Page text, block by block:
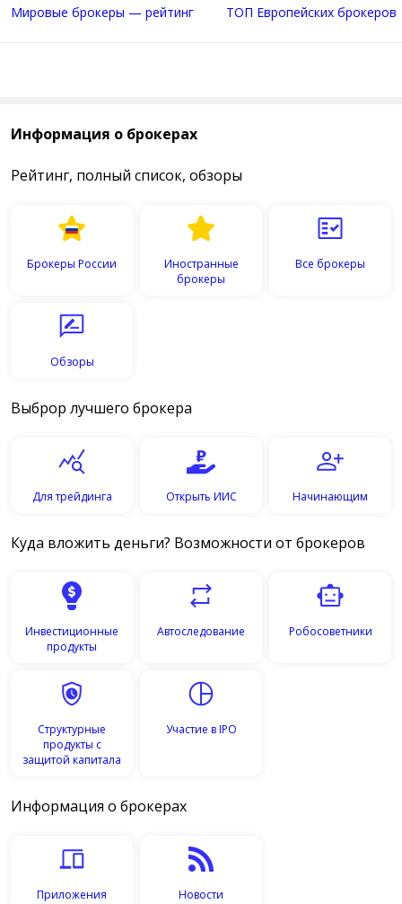
Мировые брокеры — рейтинг ТОП Европейских брокеров
Информация о брокерах
Рейтинг, полный список, обзоры
Брокеры России
Иностранные
брокеры
Все брокеры
Обзоры
Выброр лучшего брокера
Для трейдинга Открыть ИИС Начинающим
Куда вложить деньги? Возможности от брокеров
Инвестиционные
продукты
Автоследование Робосоветники
Структурные
продукты с
защитой капитала
Участие в IPO
Информация о брокерах
Приложения Новости